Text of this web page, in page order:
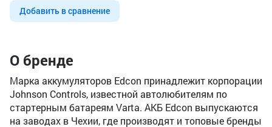
Добавить в сравнение
О бренде
Марка аккумуляторов Edcon принадлежит корпорации
Johnson Controls, известной автолюбителям по
стартерным батареям Varta. АКБ Edcon выпускаются
на заводах в Чехии, где производят и топовые бренды